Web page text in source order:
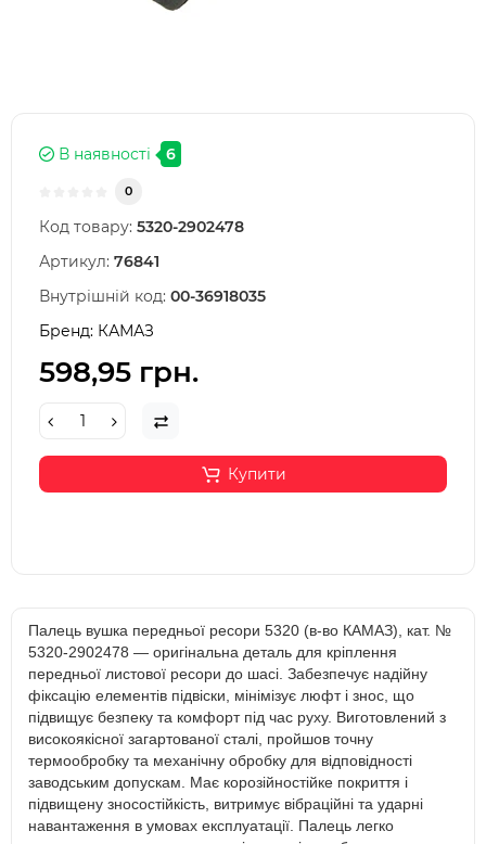
В наявності 6
0
Код товару: 5320-2902478
Артикул: 76841
Внутрішній код: 00-36918035
Бренд: КАМАЗ
598,95 грн.
Купити
Палець вушка передньої ресори 5320 (в-во КАМАЗ), кат. №
5320-2902478 — оригінальна деталь для кріплення
передньої листової ресори до шасі. Забезпечує надійну
фіксацію елементів підвіски, мінімізує люфт і знос, що
підвищує безпеку та комфорт під час руху. Виготовлений з
високоякісної загартованої сталі, пройшов точну
термообробку та механічну обробку для відповідності
заводським допускам. Має корозійностійке покриття і
підвищену зносостійкість, витримує вібраційні та ударні
навантаження в умовах експлуатації. Палець легко